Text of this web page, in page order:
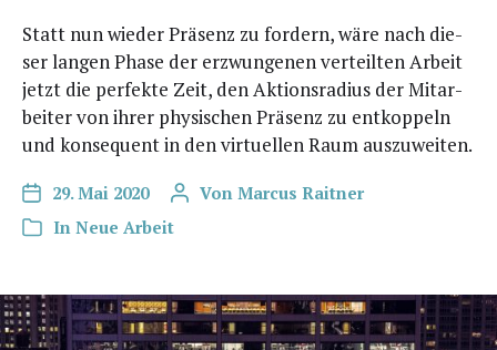
Statt nun wie­der Prä­senz zu for­dern, wäre nach die­
ser lan­gen Pha­se der erzwun­ge­nen ver­teil­ten Arbeit
jetzt die per­fek­te Zeit, den Akti­ons­ra­di­us der Mit­ar­
bei­ter von ihrer phy­si­schen Prä­senz zu ent­kop­peln
und kon­se­quent in den vir­tu­el­len Raum auszuweiten.
29. Mai 2020 Von Marcus Raitner
In Neue Arbeit